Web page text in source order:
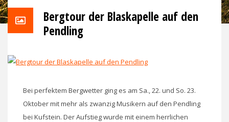
Bergtour der Blaskapelle auf den
Pendling
Bei perfektem Bergwetter ging es am Sa., 22. und So. 23.
Oktober mit mehr als zwanzig Musikern auf den Pendling
bei Kufstein. Der Aufstieg wurde mit einem herrlichen